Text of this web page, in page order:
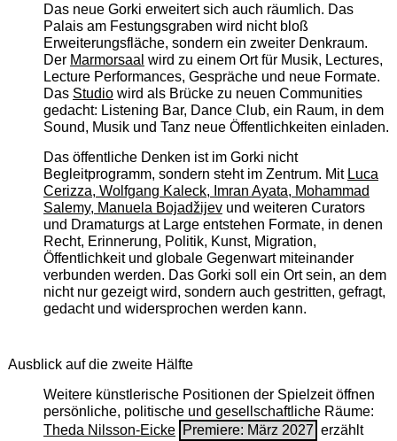
Das neue Gorki erweitert sich auch räumlich. Das
Palais am Festungsgraben wird nicht bloß
Erweiterungsfläche, sondern ein zweiter Denkraum.
Der Marmorsaal wird zu einem Ort für Musik, Lectures,
Lecture Performances, Gespräche und neue Formate.
Das Studiowird als Brücke zu neuen Communities
gedacht: Listening Bar, Dance Club, ein Raum, in dem
Sound, Musik und Tanz neue Öffentlichkeiten einladen.
Das öffentliche Denken ist im Gorki nicht
Begleitprogramm, sondern steht im Zentrum. Mit Luca
Cerizza, Wolfgang Kaleck, Imran Ayata, Mohammad
Salemy, Manuela Bojadžijevund weiteren Curators
und Dramaturgs at Large entstehen Formate, in denen
Recht, Erinnerung, Politik, Kunst, Migration,
Öffentlichkeit und globale Gegenwart miteinander
verbunden werden. Das Gorki soll ein Ort sein, an dem
nicht nur gezeigt wird, sondern auch gestritten, gefragt,
gedacht und widersprochen werden kann.
Ausblick auf die zweite Hälfte
Weitere künstlerische Positionen der Spielzeit öffnen
persönliche, politische und gesellschaftliche Räume:
Theda Nilsson-Eicke Premiere: März 2027 erzählt